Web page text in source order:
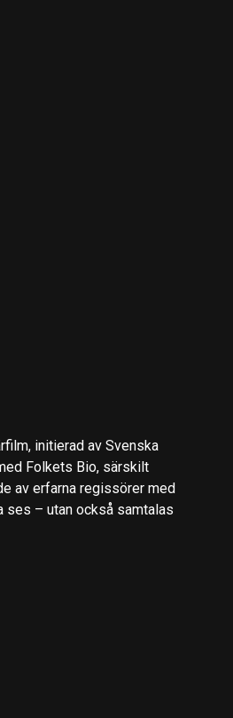
initierad av Svenska
Folkets Bio, särskilt
av erfarna regissörer med
ses – utan också samtalas